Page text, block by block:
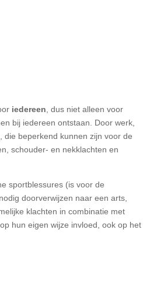
iedereen, dus niet alleen voor
bij iedereen ontstaan. Door werk,
beperkend kunnen zijn voor de
schouder- en nekklachten en
sportblessures (is voor de
doorverwijzen naar een arts,
klachten in combinatie met
hun eigen wijze invloed, ook op het